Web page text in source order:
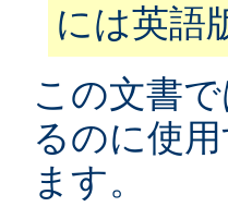
には英語
この文書
るのに使
ます。